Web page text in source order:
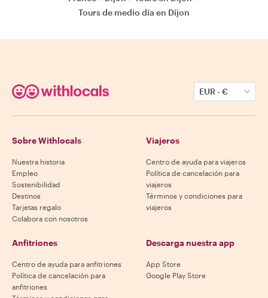
Tours de medio día en Dijon
EUR-€
Sobre Withlocals
Nuestra historia
Empleo
Sostenibilidad
Destinos
Tarjetas regalo
Colabora con nosotros
Viajeros
Centro de ayuda para viajeros
Política de cancelación para
viajeros
Términos y condiciones para
viajeros
Anfitriones
Centro de ayuda para anfitriones
Política de cancelación para
anfitriones
Descarga nuestra app
App Store
Google Play Store